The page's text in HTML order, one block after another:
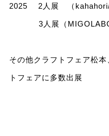
2025 2人展 （kahahori/
3人展（
その他クラフトフェア松
トフェアに多数出展